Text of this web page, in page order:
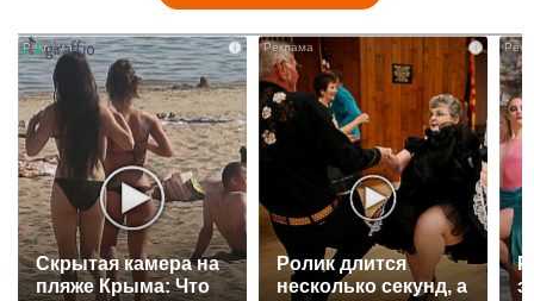
i
Скрытая камера на
пляже Крыма: Что
i
Ролик длится
несколько секунд, а